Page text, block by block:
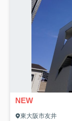
NEW
東大阪市友井